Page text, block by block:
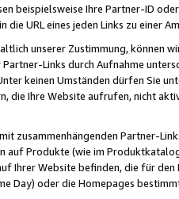
beispielsweise Ihre Partner-ID
die URL eines jeden Links zu einer
unserer Zustimmung, können
Partner-Links durch Aufnahme
keinen Umständen dürfen Sie
die Ihre Website aufrufen, nicht
zusammenhängenden Partner-
auf Produkte (wie im
Ihrer Website befinden, die für
Day) oder die Homepages